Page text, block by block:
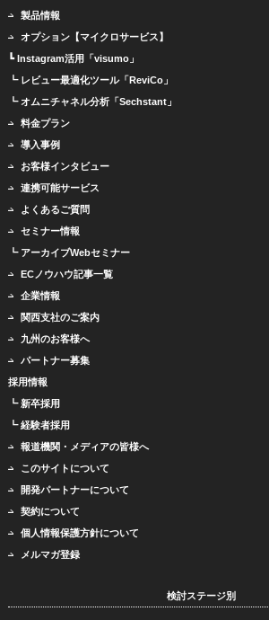
製品情報
オプション【マイクロサービス】
┗ Instagram活用「visumo」
┗ レビュー最適化ツール「ReviCo」
┗ オムニチャネル分析「Sechstant」
料金プラン
導入事例
お客様インタビュー
連携可能サービス
よくあるご質問
セミナー情報
┗ アーカイブWebセミナー
ECノウハウ記事一覧
企業情報
関西支社のご案内
九州のお客様へ
パートナー募集
採用情報
┗ 新卒採用
┗ 経験者採用
報道機関・メディアの皆様へ
このサイトについて
開発パートナーについて
契約について
個人情報保護方針について
メルマガ登録
検討ステージ別